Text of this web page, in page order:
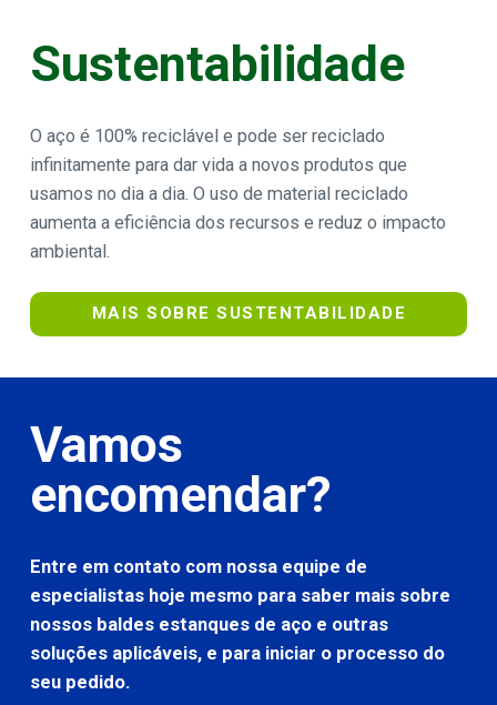
Sustentabilidade
O aço é 100% reciclável e pode ser reciclado
infinitamente para dar vida a novos produtos que
usamos no dia a dia. O uso de material reciclado
aumenta a eficiência dos recursos e reduz o impacto
ambiental.
MAIS SOBRE SUSTENTABILIDADE
Vamos
encomendar?
Entre em contato com nossa equipe de
especialistas hoje mesmo para saber mais sobre
nossos baldes estanques de aço e outras
soluções aplicáveis, e para iniciar o processo do
seu pedido.